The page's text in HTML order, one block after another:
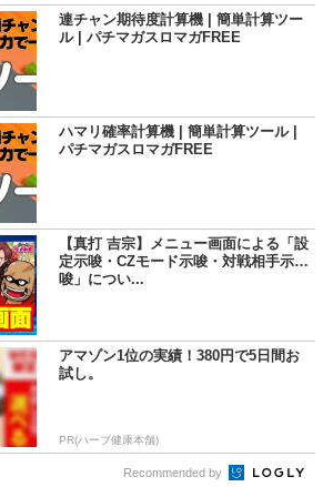
連チャン期待度計算機 | 簡単計算ツー
ル | パチマガスロマガFREE
ハマリ確率計算機 | 簡単計算ツール |
パチマガスロマガFREE
【真打 吉宗】メニュー画面による「設
定示唆・CZモード示唆・対戦相手示
唆」につい...
アマゾン1位の実績！380円で5日間お
試し。
PR(ハーブ健康本舗)
Recommended by